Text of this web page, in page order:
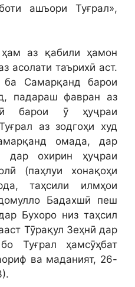
ашъори Туғрал»,
аз қабили ҳамон
асолати таърихӣ аст.
Самарқанд барои
падараш фавран аз
барои ӯ ҳуҷраи
аз зодгоҳи худ
омада, дар
дар охирин ҳуҷраи
(паҳлуи хонақоҳи
таҳсили илмҳои
Бадахшӣ пеш
Бухоро низ таҳсил
Тӯрақул Зеҳнӣ дар
Туғрал ҳамсӯҳбат
ва маданият, 26-